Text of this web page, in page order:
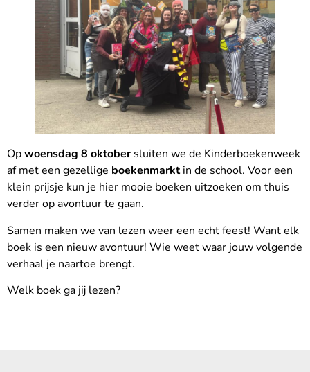
Opwoensdag 8 oktobersluiten we de Kinderboekenweek
af met een gezellige boekenmarktin de school. Voor een
klein prijsje kun je hier mooie boeken uitzoeken om thuis
verder op avontuur te gaan.
Samen maken we van lezen weer een echt feest! Want elk
boek is een nieuw avontuur! Wie weet waar jouw volgende
verhaal je naartoe brengt.
Welk boek ga jij lezen?